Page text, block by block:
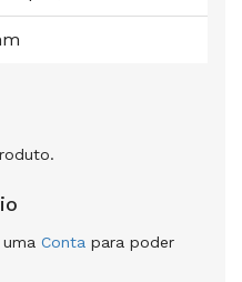
Conta para poder